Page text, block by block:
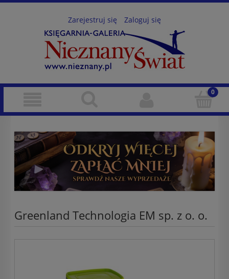
Zarejestruj się Zaloguj się
Greenland Technologia EM sp. z o. o.